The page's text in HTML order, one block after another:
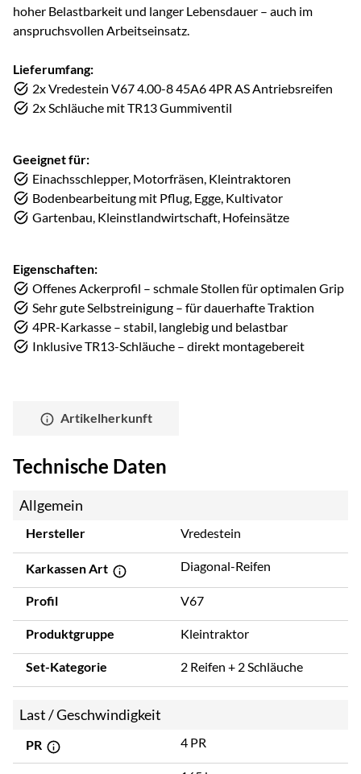
hoher Belastbarkeit und langer Lebensdauer – auch im
anspruchsvollen Arbeitseinsatz.
Lieferumfang:
2x Vredestein V67 4.00-8 45A6 4PR AS Antriebsreifen
2x Schläuche mit TR13 Gummiventil
Geeignet für:
Einachsschlepper, Motorfräsen, Kleintraktoren
Bodenbearbeitung mit Pflug, Egge, Kultivator
Gartenbau, Kleinstlandwirtschaft, Hofeinsätze
Eigenschaften:
Offenes Ackerprofil – schmale Stollen für optimalen Grip
Sehr gute Selbstreinigung – für dauerhafte Traktion
4PR-Karkasse – stabil, langlebig und belastbar
Inklusive TR13-Schläuche – direkt montagebereit
Artikelherkunft
Technische Daten
Allgemein
Hersteller Vredestein
Karkassen Art Diagonal-Reifen
Profil V67
Produktgruppe Kleintraktor
Set-Kategorie 2 Reifen + 2 Schläuche
Last / Geschwindigkeit
PR 4 PR